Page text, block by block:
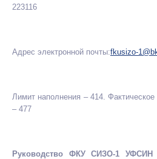
223116
Адрес электронной почты:fkusizo-
Лимит наполнения – 414. Фактическое
– 477
Руководство ФКУ СИЗО-1 УФСИН